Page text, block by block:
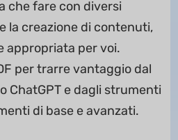
che fare con diversi
la creazione di contenuti,
appropriata per voi.
per trarre vantaggio dal
ChatGPT e dagli strumenti
di base e avanzati.